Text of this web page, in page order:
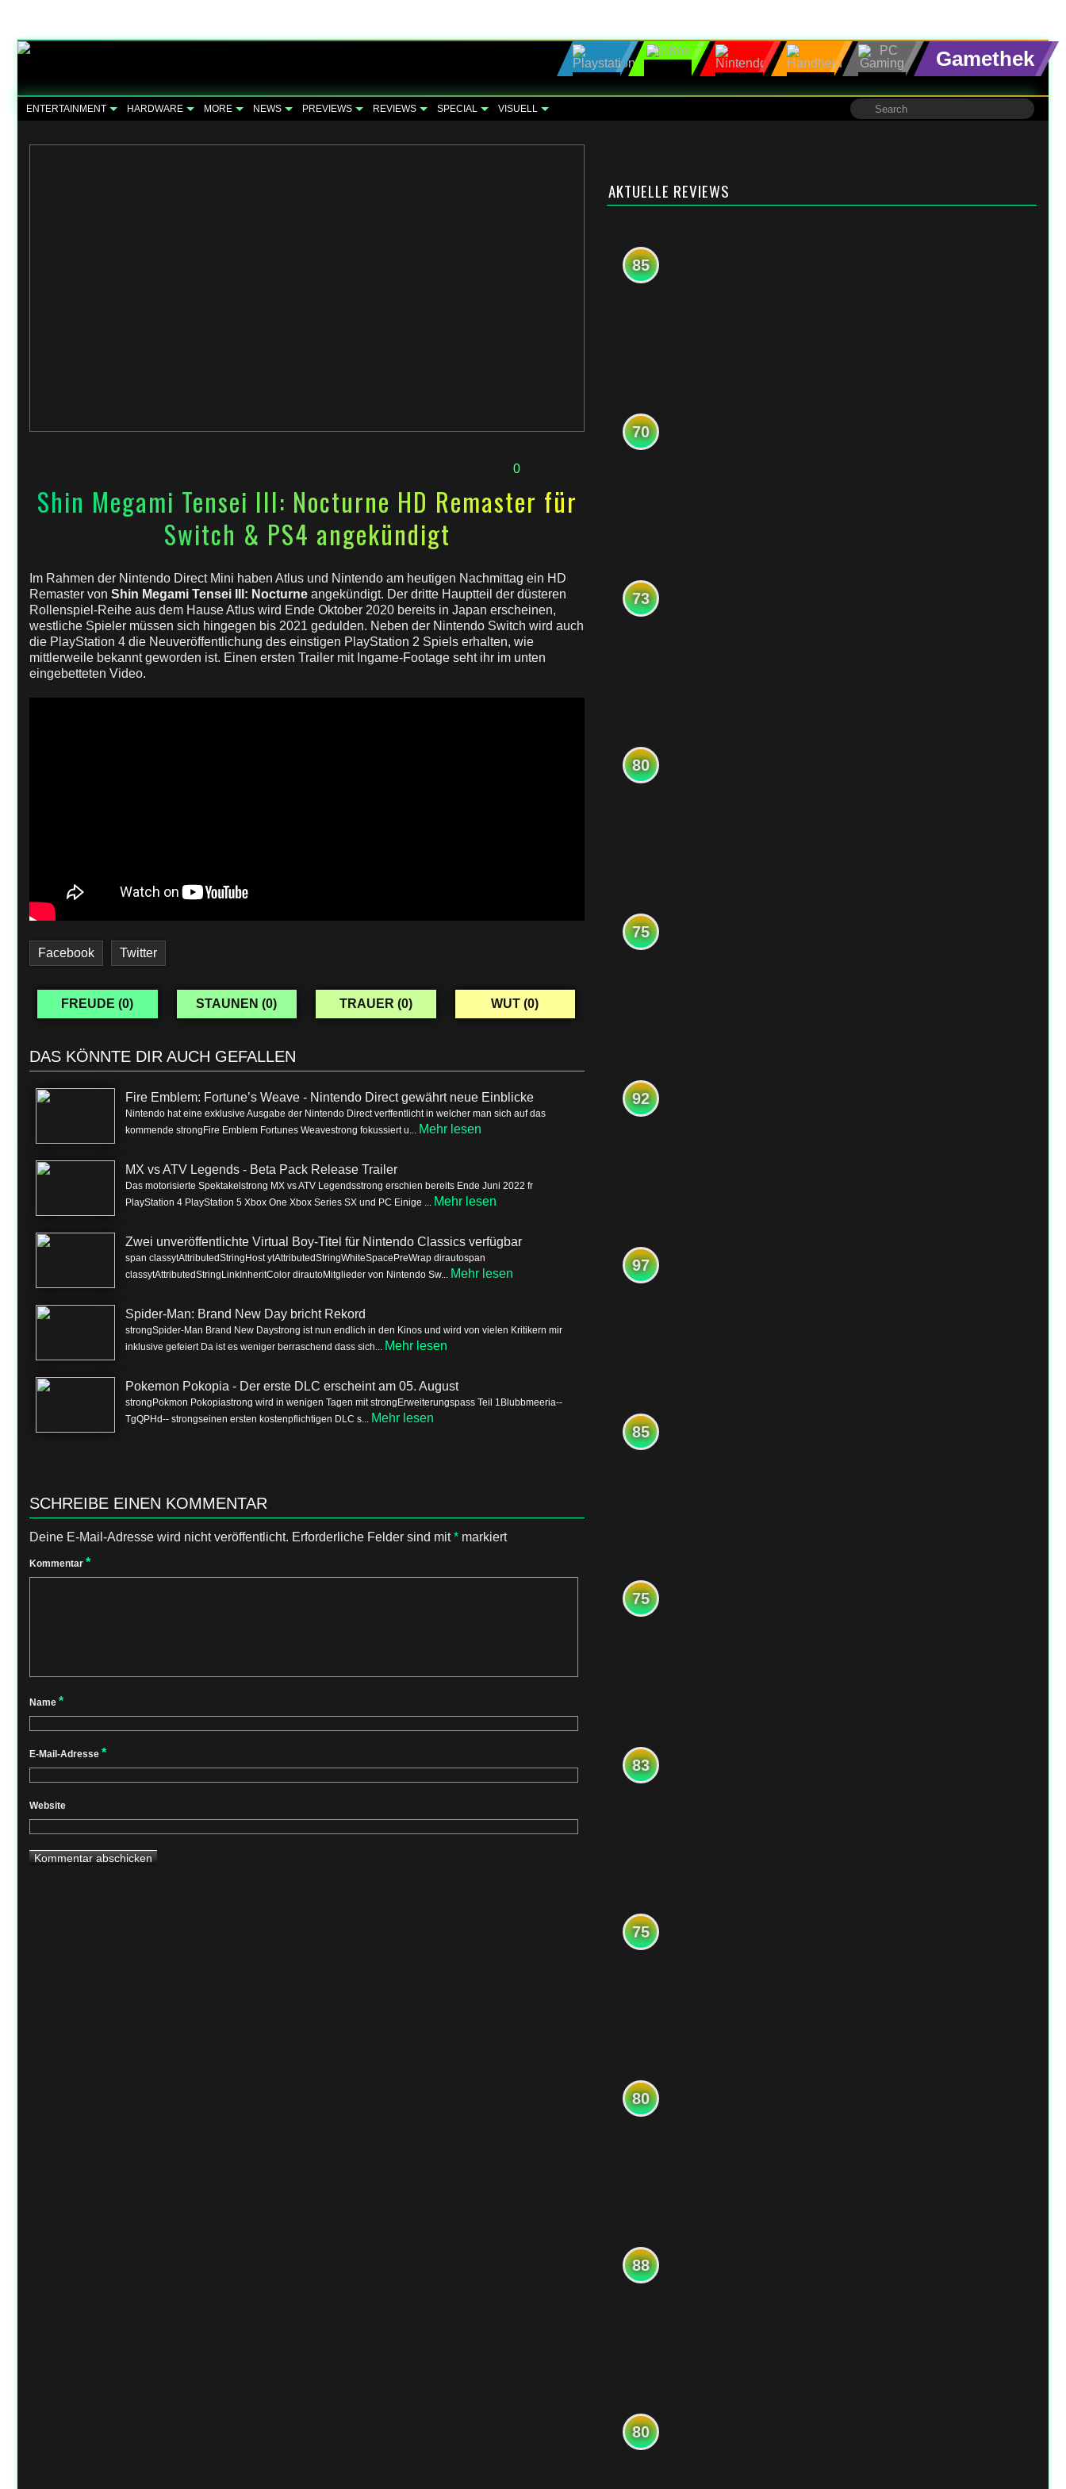
Gamethek
ENTERTAINMENT HARDWARE MORE NEWS PREVIEWS REVIEWS SPECIAL VISUELL
0
Shin Megami Tensei III: Nocturne HD Remaster für
Switch & PS4 angekündigt
Im Rahmen der Nintendo Direct Mini haben Atlus und Nintendo am heutigen Nachmittag ein HD
Remaster von Shin Megami Tensei III: Nocturne angekündigt. Der dritte Hauptteil der düsteren
Rollenspiel-Reihe aus dem Hause Atlus wird Ende Oktober 2020 bereits in Japan erscheinen,
westliche Spieler müssen sich hingegen bis 2021 gedulden. Neben der Nintendo Switch wird auch
die PlayStation 4 die Neuveröffentlichung des einstigen PlayStation 2 Spiels erhalten, wie
mittlerweile bekannt geworden ist. Einen ersten Trailer mit Ingame-Footage seht ihr im unten
eingebetteten Video.
Facebook Twitter
FREUDE (0) STAUNEN (0) TRAUER (0) WUT (0)
DAS KÖNNTE DIR AUCH GEFALLEN
Fire Emblem: Fortune’s Weave - Nintendo Direct gewährt neue Einblicke
Nintendo hat eine exklusive Ausgabe der Nintendo Direct verffentlicht in welcher man sich auf das
kommende strongFire Emblem Fortunes Weavestrong fokussiert u... Mehr lesen
MX vs ATV Legends - Beta Pack Release Trailer
Das motorisierte Spektakelstrong MX vs ATV Legendsstrong erschien bereits Ende Juni 2022 fr
PlayStation 4 PlayStation 5 Xbox One Xbox Series SX und PC Einige ... Mehr lesen
Zwei unveröffentlichte Virtual Boy-Titel für Nintendo Classics verfügbar
span classytAttributedStringHost ytAttributedStringWhiteSpacePreWrap dirautospan
classytAttributedStringLinkInheritColor dirautoMitglieder von Nintendo Sw... Mehr lesen
Spider-Man: Brand New Day bricht Rekord
strongSpider-Man Brand New Daystrong ist nun endlich in den Kinos und wird von vielen Kritikern mir
inklusive gefeiert Da ist es weniger berraschend dass sich... Mehr lesen
Pokemon Pokopia - Der erste DLC erscheint am 05. August
strongPokmon Pokopiastrong wird in wenigen Tagen mit strongErweiterungspass Teil 1Blubbmeeria--
TgQPHd-- strongseinen ersten kostenpflichtigen DLC s... Mehr lesen
SCHREIBE EINEN KOMMENTAR
Deine E-Mail-Adresse wird nicht veröffentlicht. Erforderliche Felder sind mit* markiert
Kommentar *
Name *
E-Mail-Adresse *
Website
AKTUELLE REVIEWS
85
70
73
80
75
92
97
85
75
83
75
80
88
80